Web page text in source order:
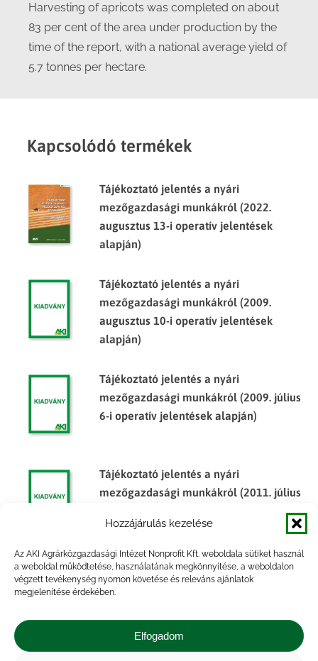
Hozzájárulás kezelése
Az AKI Agrárközgazdasági Intézet Nonprofit Kft. weboldala sütiket használ
a weboldal működtetése, használatának megkönnyítése, a weboldalon
végzett tevékenység nyomon követése és releváns ajánlatok
megjelenítése érdekében.
Elfogadom
Harvesting of apricots was completed on about
83 per cent of the area under production by the
time of the report, with a national average yield of
5.7 tonnes per hectare.
Kapcsolódó termékek
Tájékoztató jelentés a nyári
mezőgazdasági munkákról (2022.
augusztus 13-i operatív jelentések
alapján)
Tájékoztató jelentés a nyári
mezőgazdasági munkákról (2009.
augusztus 10-i operatív jelentések
alapján)
Tájékoztató jelentés a nyári
mezőgazdasági munkákról (2009. július
6-i operatív jelentések alapján)
Tájékoztató jelentés a nyári
mezőgazdasági munkákról (2011. július
Tájékoztató jelentés a nyári
mezőgazdasági munkákról (2010.
alapján)